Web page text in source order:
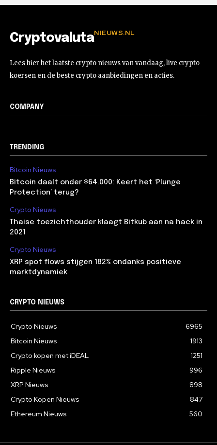
CryptovalutaNIEUWS.NL
Lees hier het laatste crypto nieuws van vandaag, live crypto
koersen en de beste crypto aanbiedingen en acties.
COMPANY
TRENDING
Bitcoin Nieuws
Bitcoin daalt onder $64.000: Keert het ‘Plunge
Protection’ terug?
Crypto Nieuws
Thaise toezichthouder klaagt Bitkub aan na hack in
2021
Crypto Nieuws
XRP spot flows stijgen 182% ondanks positieve
marktdynamiek
CRYPTO NIEUWS
Crypto Nieuws
6965
Bitcoin Nieuws
1913
Crypto kopen met iDEAL
1251
Ripple Nieuws
996
XRP Nieuws
898
Crypto Kopen Nieuws
847
Ethereum Nieuws
560